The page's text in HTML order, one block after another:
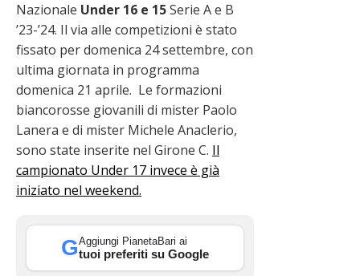
Nazionale Under 16 e 15Serie A e B
’23-’24. Il via alle competizioni è stato
fissato per domenica 24 settembre, con
ultima giornata in programma
domenica 21 aprile. Le formazioni
biancorosse giovanili di mister Paolo
Lanera e di mister Michele Anaclerio,
sono state inserite nel Girone C. Il
campionato Under 17 invece è già
iniziato nel weekend.
GAggiungi PianetaBari ai
tuoi preferiti su Google